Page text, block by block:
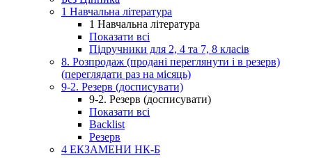
1 Навчальна література
1 Навчальна література
Показати всі
Підручники для 2, 4 та 7, 8 класів
8. Розпродаж (продані переглянути і в резерв)
(переглядати раз на місяць)
9-2. Резерв (досписувати)
9-2. Резерв (досписувати)
Показати всі
Backlist
Резерв
4 ЕКЗАМЕНИ НК-Б